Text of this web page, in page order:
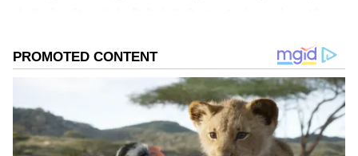
ಸಮಗ್ರ ಸುದ್ದಿ ಮೂಲವನ್ನಾಗಿ asianet suvarna news ಅನ್ನು
ಆಯ್ಕೆ ಮಾಡಿಕೊಳ್ಳಿ